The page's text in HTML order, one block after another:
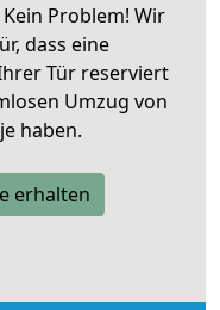
Problem! Wir
dass eine
Tür reserviert
Umzug von
haben.
erhalten